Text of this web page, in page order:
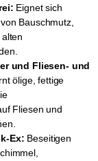
Eignet sich
Bauschmutz,
und Fliesen- und
ölige, fettige
Fliesen und
Ex: Beseitigen